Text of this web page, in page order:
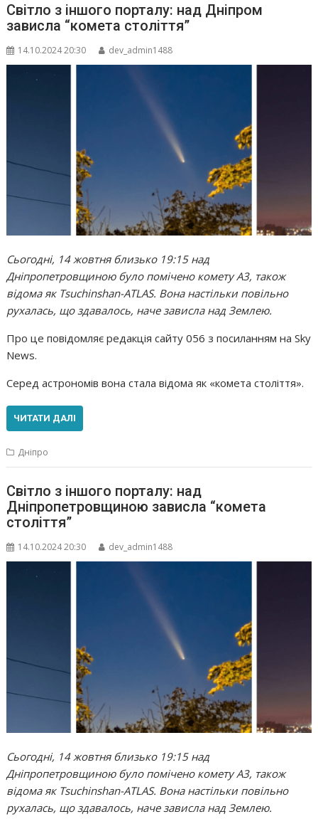
Світло з іншого порталу: над Дніпром
зависла “комета століття”
14.10.2024 20:30 dev_admin1488
Сьогодні, 14 жовтня близько 19:15 над
Дніпропетровщиною було помічено комету A3, також
відома як Tsuchinshan-ATLAS. Вона настільки повільно
рухалась, що здавалось, наче зависла над Землею.
Про це повідомляє редакція сайту 056 з посиланням на Sky
News.
Серед астрономів вона стала відома як «комета століття».
ЧИТАТИ ДАЛІ
Дніпро
Світло з іншого порталу: над
Дніпропетровщиною зависла “комета
століття”
14.10.2024 20:30 dev_admin1488
Сьогодні, 14 жовтня близько 19:15 над
Дніпропетровщиною було помічено комету A3, також
відома як Tsuchinshan-ATLAS. Вона настільки повільно
рухалась, що здавалось, наче зависла над Землею.